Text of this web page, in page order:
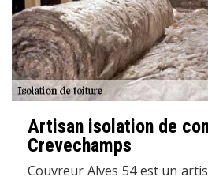
Artisan isolation de
Crevechamps
Couvreur Alves 54 est un